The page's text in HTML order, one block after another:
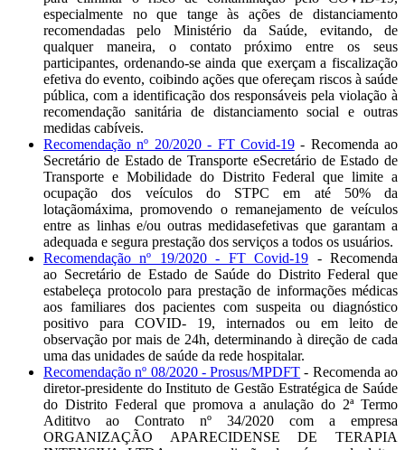
especialmente no que tange às ações de distanciamento
recomendadas pelo Ministério da Saúde, evitando, de
qualquer maneira, o contato próximo entre os seus
participantes, ordenando-se ainda que exerçam a fiscalização
efetiva do evento, coibindo ações que ofereçam riscos à saúde
pública, com a identificação dos responsáveis pela violação à
recomendação sanitária de distanciamento social e outras
medidas cabíveis.
Recomendação nº 20/2020 - FT Covid-19- Recomenda ao
Secretário de Estado de Transporte eSecretário de Estado de
Transporte e Mobilidade do Distrito Federal que limite a
ocupação dos veículos do STPC em até 50% da
lotaçãomáxima, promovendo o remanejamento de veículos
entre as linhas e/ou outras medidasefetivas que garantam a
adequada e segura prestação dos serviços a todos os usuários.
Recomendação nº 19/2020 - FT Covid-19 - Recomenda
ao Secretário de Estado de Saúde do Distrito Federal que
estabeleça protocolo para prestação de informações médicas
aos familiares dos pacientes com suspeita ou diagnóstico
positivo para COVID- 19, internados ou em leito de
observação por mais de 24h, determinando à direção de cada
uma das unidades de saúde da rede hospitalar.
Recomendação nº 08/2020 - Prosus/MPDFT - Recomenda ao
diretor-presidente do Instituto de Gestão Estratégica de Saúde
do Distrito Federal que promova a anulação do 2ª Termo
Adititvo ao Contrato nº 34/2020 com a empresa
ORGANIZAÇÃO APARECIDENSE DE TERAPIA